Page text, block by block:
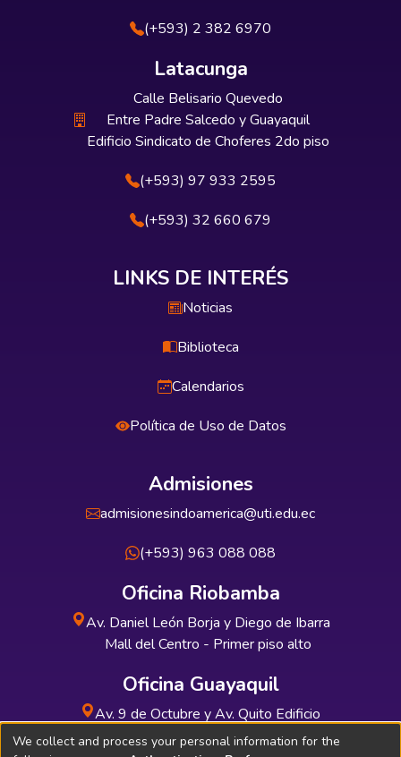
(+593) 2 382 6970
Latacunga
Calle Belisario Quevedo
Entre Padre Salcedo y Guayaquil
Edificio Sindicato de Choferes 2do piso
(+593) 97 933 2595
(+593) 32 660 679
LINKS DE INTERÉS
Noticias
Biblioteca
Calendarios
Política de Uso de Datos
Admisiones
admisionesindoamerica@uti.edu.ec
(+593) 963 088 088
Oficina Riobamba
Av. Daniel León Borja y Diego de Ibarra
Mall del Centro - Primer piso alto
Oficina Guayaquil
Av. 9 de Octubre y Av. Quito Edificio
INDUAUTO - Planta baja
We collect and process your personal information for the